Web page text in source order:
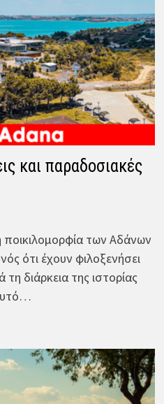
και παραδοσιακές
ποικιλομορφία των Αδάνων
ότι έχουν φιλοξενήσει
διάρκεια της ιστορίας